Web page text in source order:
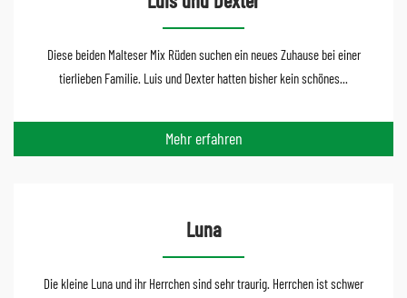
Diese beiden Malteser Mix Rüden suchen ein neues Zuhause bei einer
tierlieben Familie. Luis und Dexter hatten bisher kein schönes...
Mehr erfahren
Luna
Die kleine Luna und ihr Herrchen sind sehr traurig. Herrchen ist schwer